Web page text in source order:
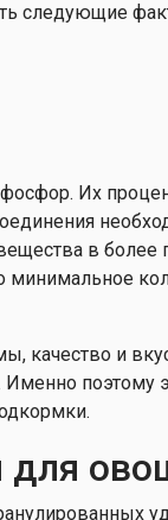
следующие
Их
в более
минимальное
качество и
Именно поэтому
для